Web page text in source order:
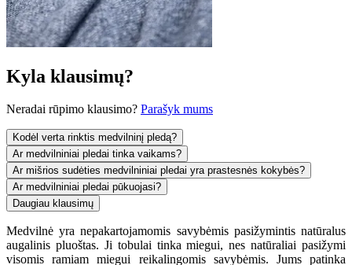
Kyla klausimų?
Neradai rūpimo klausimo? Parašyk mums
Kodėl verta rinktis medvilninį pledą?
Ar medvilniniai pledai tinka vaikams?
Ar mišrios sudėties medvilniniai pledai yra prastesnės kokybės?
Ar medvilniniai pledai pūkuojasi?
Daugiau klausimų
Medvilnė yra nepakartojamomis savybėmis pasižymintis natūralus
augalinis pluoštas. Ji tobulai tinka miegui, nes natūraliai pasižymi
visomis ramiam miegui reikalingomis savybėmis. Jums patinka